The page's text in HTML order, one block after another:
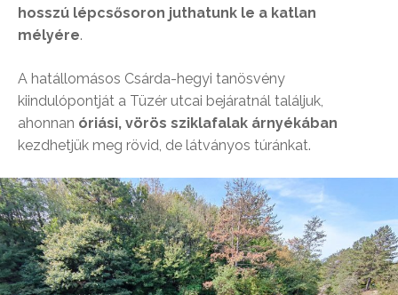
hosszú lépcsősoron juthatunk le a katlan
mélyére.
A hatállomásos Csárda-hegyi tanösvény
kiindulópontját a Tüzér utcai bejáratnál találjuk,
ahonnan óriási, vörös sziklafalak árnyékában
kezdhetjük meg rövid, de látványos túránkat.